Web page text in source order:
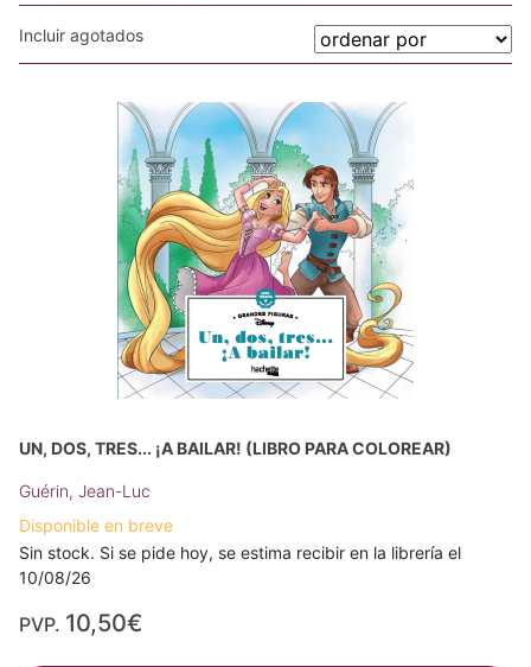
Incluir agotados
UN, DOS, TRES... ¡A BAILAR! (LIBRO PARA COLOREAR)
Guérin, Jean-Luc
Disponible en breve
Sin stock. Si se pide hoy, se estima recibir en la librería el
10/08/26
PVP. 10,50€